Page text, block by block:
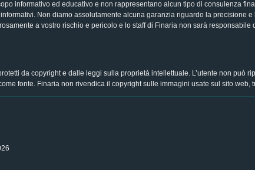
informativo ed educativo e non rappresentano alcun tipo di consulenza
Non diamo assolutamente alcuna garanzia riguardo la precisione
a vostro rischio e pericolo e lo staff di Finaria non sarà
da copyright e dalle leggi sulla proprietà intellettuale. L’utente non può
fonte. Finaria non rivendica il copyright sulle immagini usate sul sito web,